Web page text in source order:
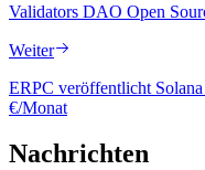
Validators DAO Open
Weiter
ERPC veröffentlicht
€/Monat
Nachrichten